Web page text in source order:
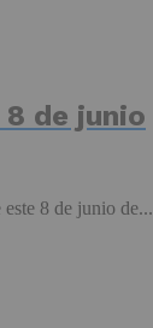
de junio
8 de junio de...